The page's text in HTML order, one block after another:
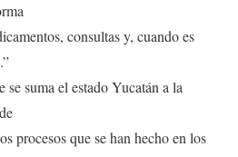
consultas y, cuando es
suma el estado Yucatán a la
procesos que se han hecho en los